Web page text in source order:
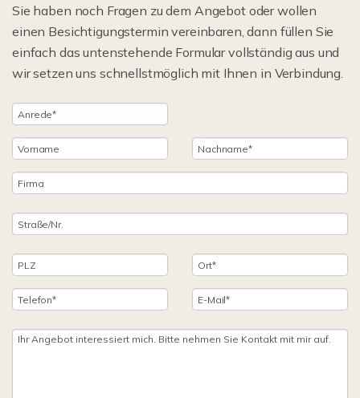
Sie haben noch Fragen zu dem Angebot oder wollen
einen Besichtigungstermin vereinbaren, dann füllen Sie
einfach das untenstehende Formular vollständig aus und
wir setzen uns schnellstmöglich mit Ihnen in Verbindung.